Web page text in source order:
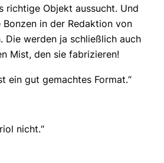
richtige Objekt aussucht. Und
in der Redaktion von
Die werden ja schließlich auch
Mist, den sie fabrizieren!
ein gut gemachtes Format.“
nicht.“